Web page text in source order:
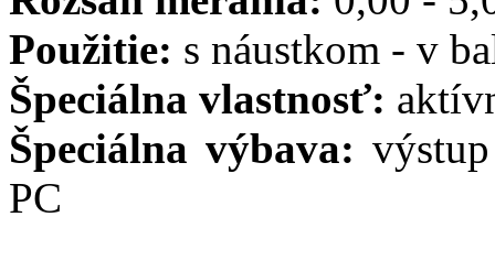
Použitie: s náustkom - v
Špeciálna vlastnosť:
Špeciálna výbava:
PC